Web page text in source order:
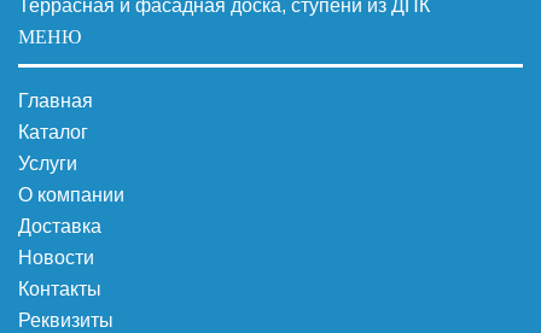
Террасная и фасадная доска, ступени из ДПК
МЕНЮ
Главная
Каталог
Услуги
О компании
Доставка
Новости
Контакты
Реквизиты